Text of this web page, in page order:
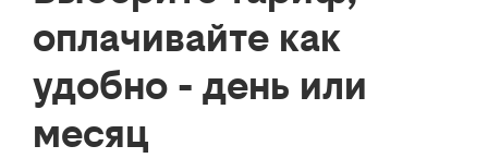
оплачивайте как
удобно - день или
месяц